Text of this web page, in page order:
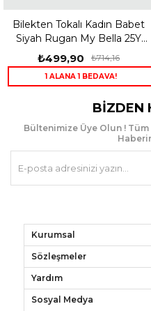
Kadın Babet
My Bella 25Y
SDY-113₺714,16
1 BEDAVA!
Fiyonklu Kadın Babet Kahve
My
BIZDEN
Bültenimize Üye Olun !
Kurumsal
Sözleşmeler
Yardım
Sosyal Medya